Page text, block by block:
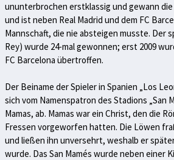
ununterbrochen erstklassig und gewann
und ist neben Real Madrid und dem FC
Mannschaft, die nie absteigen musste. Der
Rey) wurde 24-mal gewonnen; erst 2009
FC Barcelona übertroffen.
Der Beiname der Spieler in Spanien „Los
sich vom Namenspatron des Stadions „San
Mamas, ab. Mamas war ein Christ, den die
Fressen vorgeworfen hatten. Die Löwen
und ließen ihn unversehrt, weshalb er
wurde. Das San Mamés wurde neben einer